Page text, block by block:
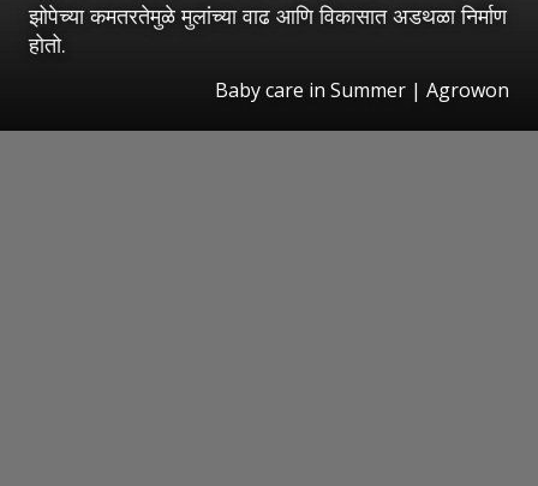
झोपेच्या कमतरतेमुळे मुलांच्या वाढ आणि विकासात अडथळा निर्माण
होतो.
Baby care in Summer | Agrowon